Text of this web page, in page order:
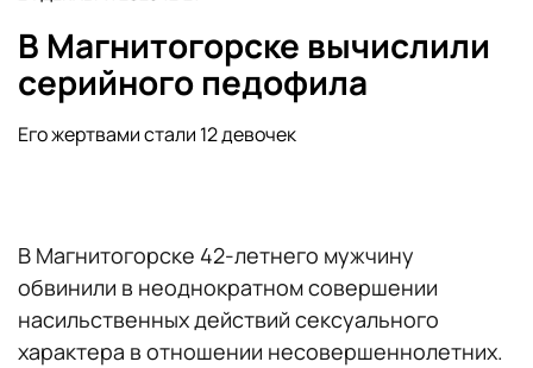
В Магнитогорске вычислили
серийного педофила
Его жертвами стали 12 девочек
В Магнитогорске 42-летнего мужчину
обвинили в неоднократном совершении
насильственных действий сексуального
характера в отношении несовершеннолетних.